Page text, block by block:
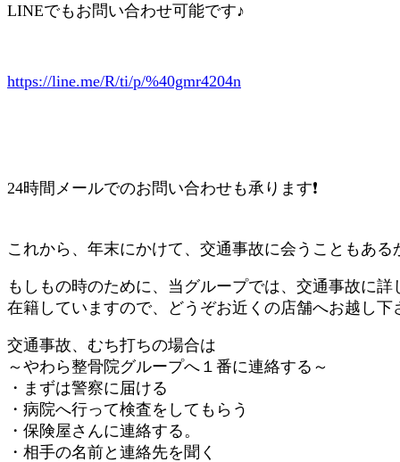
LINEでもお問い合わせ可能です♪
https://line.me/R/ti/p/%40gmr4204n
24時間メールでのお問い合わせも承ります❗
これから、年末にかけて、交通事故に会うこともある
もしもの時のために、当グループでは、交通事故に
在籍していますので、どうぞお近くの店舗へお越し下
交通事故、むち打ちの場合は
～やわら整骨院グループへ１番に連絡する～
・まずは警察に届ける
・病院へ行って検査をしてもらう
・保険屋さんに連絡する。
・相手の名前と連絡先を聞く